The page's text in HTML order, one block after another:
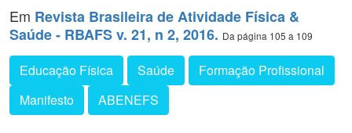
Em Revista Brasileira de Atividade Física &
Saúde - RBAFS v. 21, n 2, 2016. Da página 105 a 109
Educação Física Saúde
Formação Profissional
Manifesto
ABENEFS